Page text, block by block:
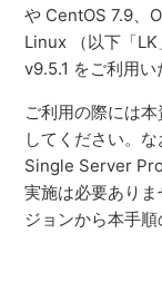
や CentOS 7.9、
Linux （以下「LK
v9.5.1 をご利用い
ご利用の際には
してください。
Single Server
実施は必要あり
ジョンから本手順